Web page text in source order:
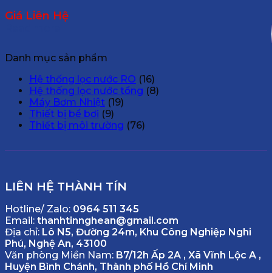
Giá Liên Hệ
Danh mục sản phẩm
Hệ thống lọc nước RO (16)
Hệ thống lọc nước tổng (8)
Máy Bơm Nhiệt (19)
Thiết bị bể bơi (9)
Thiết bị môi trường (76)
LIÊN HỆ THÀNH TÍN
Hotline/ Zalo: 0964 511 345
Email: thanhtinnghean@gmail.com
Địa chỉ: Lô N5, Đường 24m, Khu Công Nghiệp Nghi
Phú, Nghệ An, 43100
Văn phòng Miền Nam: B7/12h Ấp 2A , Xã Vĩnh Lộc A ,
Huyện Bình Chánh, Thành phố Hồ Chí Minh